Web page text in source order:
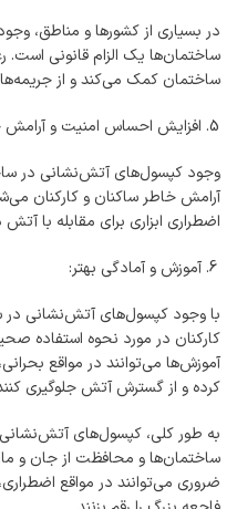
در بسیاری از کشورها و مناطق،
ساختمان‌ها یک الزام قانونی است.
ساختمان کمک می‌کند و از
افزایش احساس امنیت و آرامش
وجود کپسول‌های آتش‌نشانی در
آرامش خاطر ساکنان و کارکنان
اضطراری ابزاری برای مقابله با
آموزش و آمادگی بهتر:
با وجود کپسول‌های آتش‌نشانی در
کارکنان در مورد نحوه استفاده
آموزش‌ها می‌توانند در مواقع
کرده و از گسترش آتش جلوگیری
به طور کلی، کپسول‌های
ساختمان‌ها و محافظت از جان و مال
ضروری می‌توانند در مواقع